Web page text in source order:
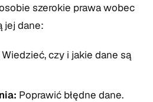
szerokie prawa wobec
jej dane:
Wiedzieć, czy i jakie dane są
Poprawić błędne dane.